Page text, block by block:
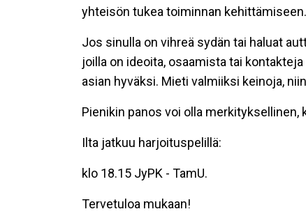
yhteisön tukea toiminnan kehittämiseen.
Jos sinulla on vihreä sydän tai haluat
joilla on ideoita, osaamista tai
asian hyväksi. Mieti valmiiksi keinoja,
Pienikin panos voi olla merkityksellinen,
Ilta jatkuu harjoituspelillä:
klo 18.15 JyPK - TamU.
Tervetuloa mukaan!